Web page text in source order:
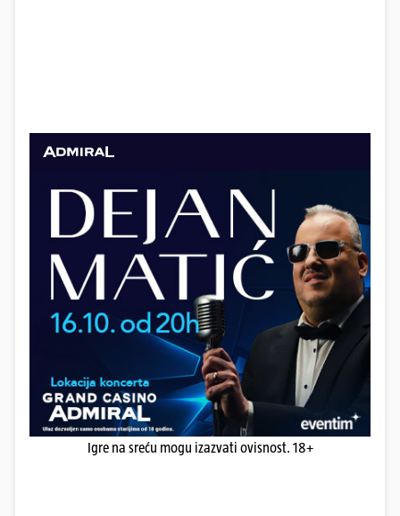
Igre na sreću mogu izazvati ovisnost. 18+